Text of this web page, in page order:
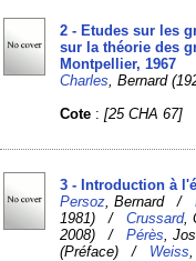
2 - Etudes sur les
sur la théorie des
Montpellier, 1967
Charles , Bernard
Cote :[25 CHA 67]
3 - Introduction à
Persoz , Bernard /
1981) /Crussard,
2008) /Pérès ,
(Préface) / Weiss